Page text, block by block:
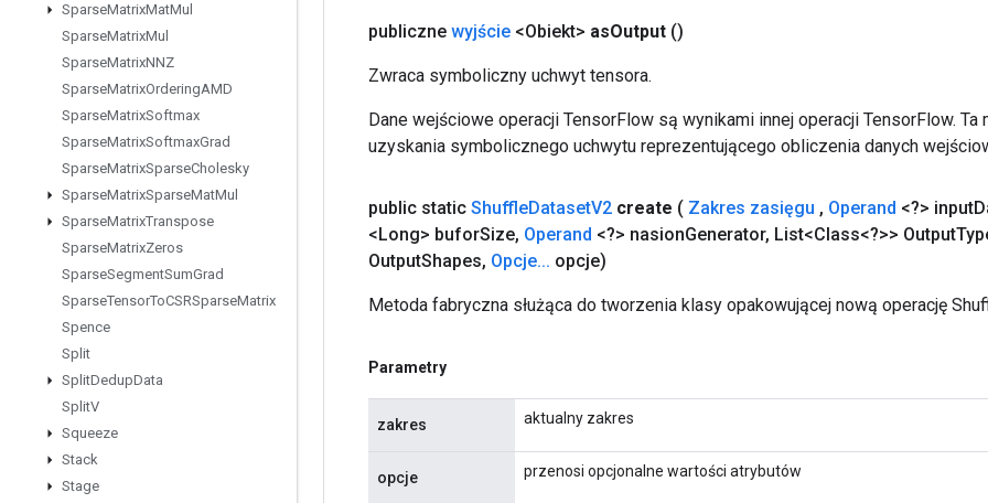
SparseMatrixMatMul
SparseMatrixMul
SparseMatrixNNZ
SparseMatrixOrderingAMD
SparseMatrixSoftmax
SparseMatrixSoftmaxGrad
SparseMatrixSparseCholesky
SparseMatrixSparseMatMul
SparseMatrixTranspose
SparseMatrixZeros
SparseSegmentSumGrad
SparseTensorToCSRSparseMatrix
Spence
Split
SplitDedupData
SplitV
Squeeze
Stack
Stage
publiczne wyjście <Obiekt> asOutput ()
Zwraca symboliczny uchwyt tensora.
Dane wejściowe operacji TensorFlow są wynikami innej operacji TensorFlow. Ta
uzyskania symbolicznego uchwytu reprezentującego obliczenia danych
public static ShuffleDatasetV2 create ( Zakres zasięgu , Operand <?> input
<Long> buforSize, Operand <?> nasionGenerator, List<Class<?>> Output
OutputShapes, Opcje... opcje)
Metoda fabryczna służąca do tworzenia klasy opakowującej nową operację
Parametry
zakres aktualny zakres
opcje przenosi opcjonalne wartości atrybutów